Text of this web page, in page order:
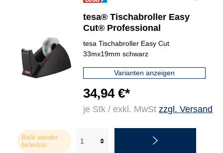
tesa® Tischabroller Easy
Cut® Professional
tesa Tischabroller Easy Cut
33mx19mm schwarz
Varianten anzeigen
34,94 €*
je Stk / exkl. MwStzzgl. Versand
Bald wieder
lieferbar